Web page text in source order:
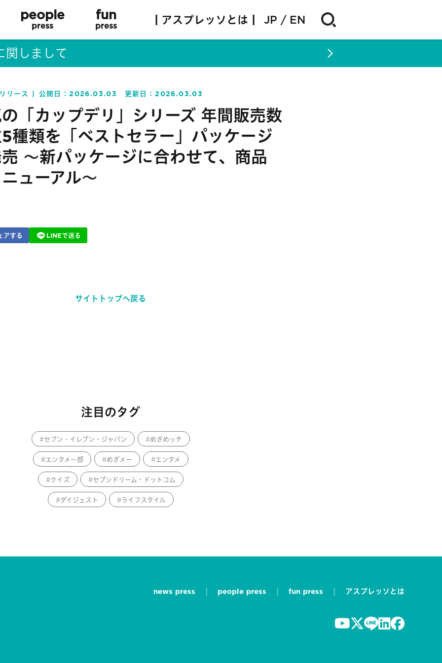
people
press
fun
press | アスプレッソとは | JP EN
関しまして
リース 公開日：2026.03.03 更新日：2026.03.03
「カップデリ」シリーズ 年間販売数
種類を「ベストセラー」パッケージ
〜新パッケージに合わせて、商品
ューアル～
アする LINEで送る
サイトトップへ戻る
注目のタグ
セブン‐イレブン・ジャパン めざめッチ
エンタメ～部 めざメー エンタメ
クイズ セブンドリーム・ドットコム
ダイジェスト ライフスタイル
news press people press fun press アスプレッソとは